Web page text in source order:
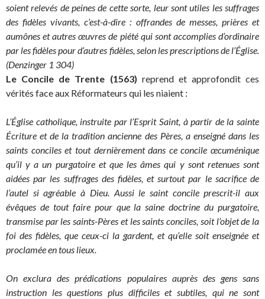
soient relevés de peines de cette sorte, leur sont utiles les suffrages
des fidèles vivants, c’est-à-dire : offrandes de messes, prières et
aumônes et autres œuvres de piété qui sont accomplies d’ordinaire
par les fidèles pour d’autres fidèles, selon les prescriptions de l’Église.
(Denzinger 1 304)
Le Concile de Trente (1563) reprend et approfondit ces
vérités face aux Réformateurs qui les niaient :
L’Église catholique, instruite par l’Esprit Saint, à partir de la sainte
Écriture et de la tradition ancienne des Pères, a enseigné dans les
saints conciles et tout dernièrement dans ce concile œcuménique
qu’il y a un purgatoire et que les âmes qui y sont retenues sont
aidées par les suffrages des fidèles, et surtout par le sacrifice de
l’autel si agréable à Dieu. Aussi le saint concile prescrit-il aux
évêques de tout faire pour que la saine doctrine du purgatoire,
transmise par les saints-Pères et les saints conciles, soit l’objet de la
foi des fidèles, que ceux-ci la gardent, et qu’elle soit enseignée et
proclamée en tous lieux.
On exclura des prédications populaires auprès des gens sans
instruction les questions plus difficiles et subtiles, qui ne sont